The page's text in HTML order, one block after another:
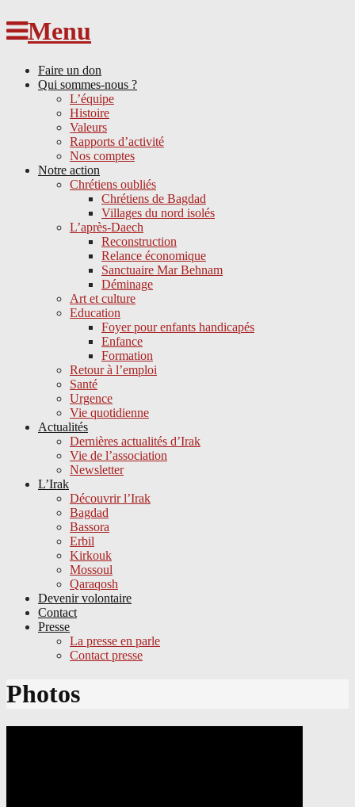
Skip
to
content
Menu
Faire un don
Qui sommes-nous ?
L’équipe
Histoire
Valeurs
Rapports d’activité
Nos comptes
Notre action
Chrétiens oubliés
Chrétiens de Bagdad
Villages du nord isolés
L’après-Daech
Reconstruction
Relance économique
Sanctuaire Mar Behnam
Déminage
Art et culture
Education
Foyer pour enfants handicapés
Enfance
Formation
Retour à l’emploi
Santé
Urgence
Vie quotidienne
Actualités
Dernières actualités d’Irak
Vie de l’association
Newsletter
L’Irak
Découvrir l’Irak
Bagdad
Bassora
Erbil
Kirkouk
Mossoul
Qaraqosh
Devenir volontaire
Contact
Presse
La presse en parle
Contact presse
to
Photos